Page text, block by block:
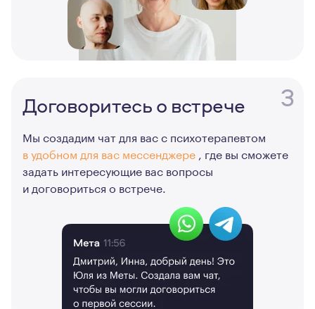
3
Договоритесь о встрече
Мы создадим чат для вас с психотерапевтом
в удобном для вас мессенджере , где вы сможете
задать интересующие вас вопросы
и договориться о встрече.